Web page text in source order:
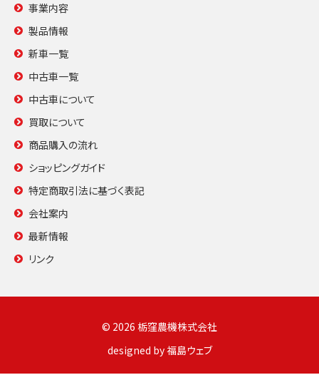
事業内容
製品情報
新車一覧
中古車一覧
中古車について
買取について
商品購入の流れ
ショッピングガイド
特定商取引法に基づく表記
会社案内
最新情報
リンク
© 2026 栃窪農機株式会社
designed by福島ウェブ